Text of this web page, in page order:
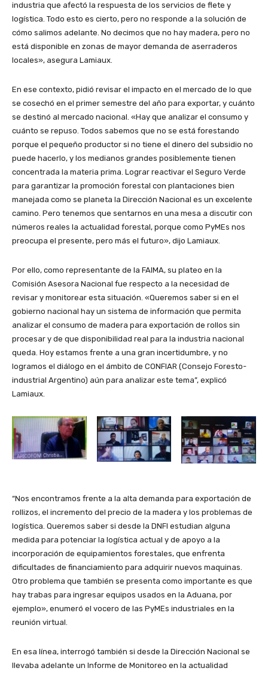
industria que afectó la respuesta de los servicios de flete y
logística. Todo esto es cierto, pero no responde a la solución de
cómo salimos adelante. No decimos que no hay madera, pero no
está disponible en zonas de mayor demanda de aserraderos
locales», asegura Lamiaux.
En ese contexto, pidió revisar el impacto en el mercado de lo que
se cosechó en el primer semestre del año para exportar, y cuánto
se destinó al mercado nacional. «Hay que analizar el consumo y
cuánto se repuso. Todos sabemos que no se está forestando
porque el pequeño productor si no tiene el dinero del subsidio no
puede hacerlo, y los medianos grandes posiblemente tienen
concentrada la materia prima. Lograr reactivar el Seguro Verde
para garantizar la promoción forestal con plantaciones bien
manejada como se planeta la Dirección Nacional es un excelente
camino. Pero tenemos que sentarnos en una mesa a discutir con
números reales la actualidad forestal, porque como PyMEs nos
preocupa el presente, pero más el futuro», dijo Lamiaux.
Por ello, como representante de la FAIMA, su plateo en la
Comisión Asesora Nacional fue respecto a la necesidad de
revisar y monitorear esta situación. «Queremos saber si en el
gobierno nacional hay un sistema de información que permita
analizar el consumo de madera para exportación de rollos sin
procesar y de que disponibilidad real para la industria nacional
queda. Hoy estamos frente a una gran incertidumbre, y no
logramos el diálogo en el ámbito de CONFIAR (Consejo Foresto-
industrial Argentino) aún para analizar este tema”, explicó
Lamiaux.
“Nos encontramos frente a la alta demanda para exportación de
rollizos, el incremento del precio de la madera y los problemas de
logística. Queremos saber si desde la DNFI estudian alguna
medida para potenciar la logística actual y de apoyo a la
incorporación de equipamientos forestales, que enfrenta
dificultades de financiamiento para adquirir nuevos maquinas.
Otro problema que también se presenta como importante es que
hay trabas para ingresar equipos usados en la Aduana, por
ejemplo», enumeró el vocero de las PyMEs industriales en la
reunión virtual.
En esa línea, interrogó también si desde la Dirección Nacional se
llevaba adelante un Informe de Monitoreo en la actualidad